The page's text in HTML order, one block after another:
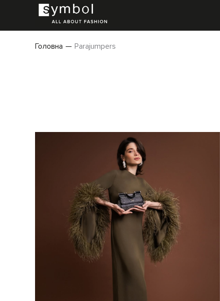
Головна Parajumpers